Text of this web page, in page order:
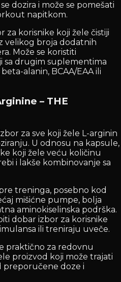
dozira i može se pomešati
napitkom.
za korisnike koji žele čistiji
velikog broja dodatnih
Može se koristiti
sa drugim suplementima
alanin, BCAA/EAA ili
– THE
za sve koji žele L-arginin
U odnosu na kapsule,
koji žele veću količinu
i lakše kombinovanje sa
treninga, posebno kod
mišićne pumpe, bolja
aminokiselinska podrška.
dobar izbor za korisnike
ili treniraju uveče.
praktično za redovnu
proizvod koji može trajati
preporučene doze i